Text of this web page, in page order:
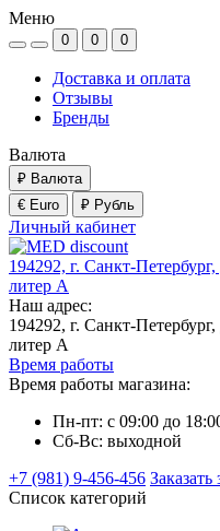
Меню
0 0 0
Доставка и оплата
Отзывы
Бренды
Валюта
₽ Валюта
€ Euro
₽ Рубль
Личный кабинет
194292, г. Санкт-
литер А
Наш адрес:
194292, г. Санкт-
литер А
Время работы
Время работы магазина:
Пн-пт: с 09:00 до
Сб-Вс: выходной
+7 (981) 9-456-456 Заказать
Список категорий